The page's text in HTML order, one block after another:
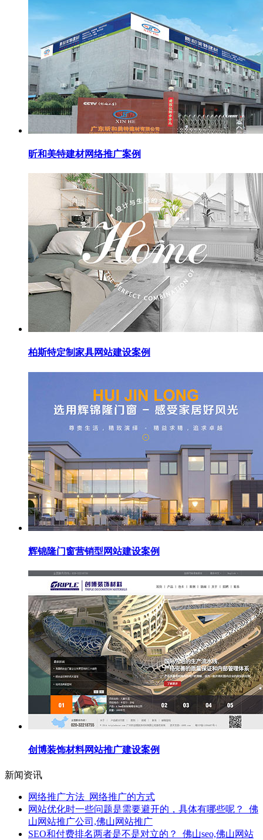
昕和美特建材网络推广案例
柏斯特定制家具网站建设案例
辉锦隆门窗营销型网站建设案例
创博装饰材料网站推广建设案例
新闻资讯
网络推广方法_网络推广的方式
网站优化时一些问题是需要避开的，具体有哪些呢？_佛
山网站推广公司,佛山网站推广
SEO和付费排名两者是不是对立的？_佛山seo,佛山网站